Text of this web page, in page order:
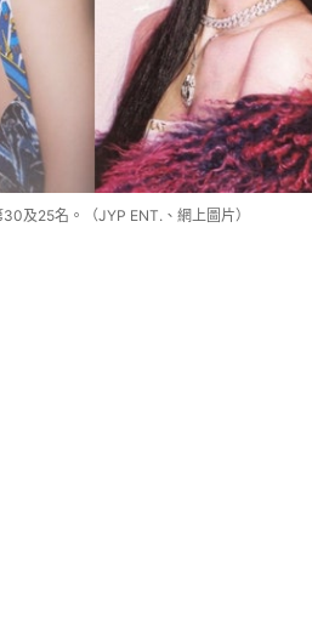
及25名。（JYP ENT.、網上圖片）